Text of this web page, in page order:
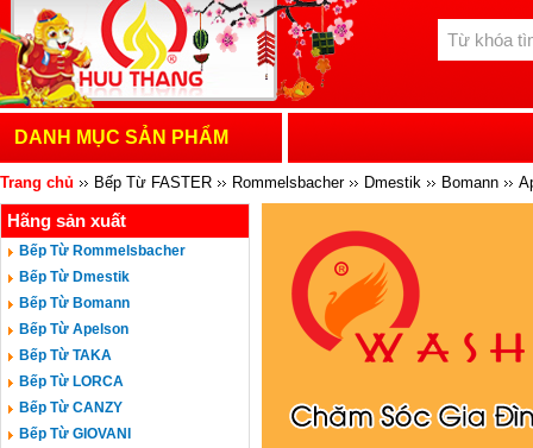
DANH MỤC SẢN PHẨM
Trang chủ Bếp Từ FASTER Rommelsbacher Dmestik Bomann
MASTERCOOK
Hãng sản xuất
Bếp Từ Rommelsbacher
Bếp Từ Dmestik
Bếp Từ Bomann
Bếp Từ Apelson
Bếp Từ TAKA
Bếp Từ LORCA
Bếp Từ CANZY
Bếp Từ GIOVANI